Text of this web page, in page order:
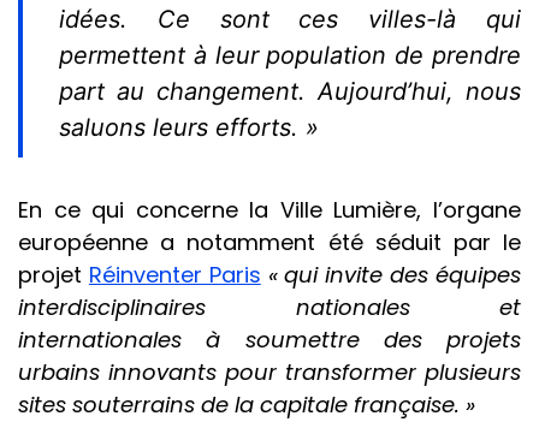
idées. Ce sont ces villes-là qui
permettent à leur population de prendre
part au changement. Aujourd’hui, nous
saluons leurs efforts. »
En ce qui concerne la Ville Lumière, l’organe
européenne a notamment été séduit par le
projet Réinventer Paris « qui invite des équipes
interdisciplinaires nationales et
internationales à soumettre des projets
urbains innovants pour transformer plusieurs
sites souterrains de la capitale française. »